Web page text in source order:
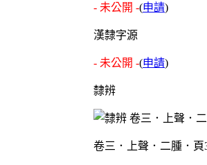
- 未公開 -(申請)
漢隸字源
- 未公開 -(申請)
隸辨
卷三．上聲．二腫．頁